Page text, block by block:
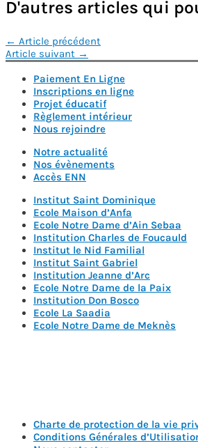
D'autres articles qui
Navigation
de
l’article
← Article précédent
Article suivant →
Paiement En Ligne
Inscriptions en ligne
Projet éducatif
Règlement intérieur
Nous rejoindre
Notre actualité
Nos évènements
Accès ENN
Institut Saint Dominique
Ecole Maison d’Anfa
Ecole Notre Dame d’Ain Sebaa
Institution Charles de Foucauld
Institut le Nid Familial
Institut Saint Gabriel
Institution Jeanne d’Arc
Ecole Notre Dame de la Paix
Institution Don Bosco
Ecole La Saadia
Ecole Notre Dame de Meknès
Charte de protection de la vie
Conditions Générales